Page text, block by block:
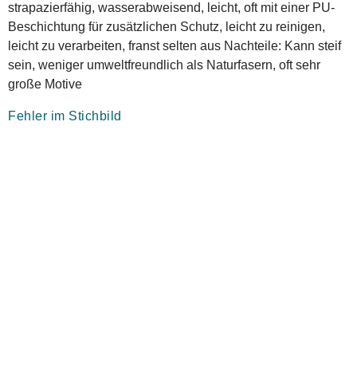
strapazierfähig, wasserabweisend, leicht, oft mit einer PU-
Beschichtung für zusätzlichen Schutz, leicht zu reinigen,
leicht zu verarbeiten, franst selten aus Nachteile: Kann steif
sein, weniger umweltfreundlich als Naturfasern, oft sehr
große Motive
Fehler im Stichbild